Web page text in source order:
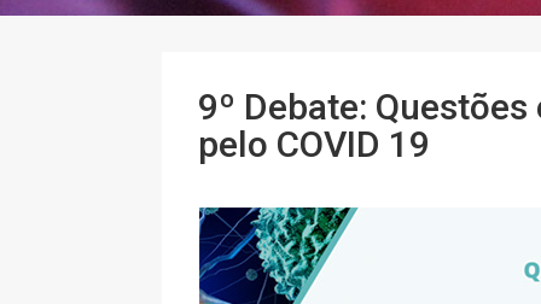
9º Debate:
pelo COVID 19